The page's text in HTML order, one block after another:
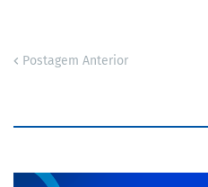
Postagem Anterior